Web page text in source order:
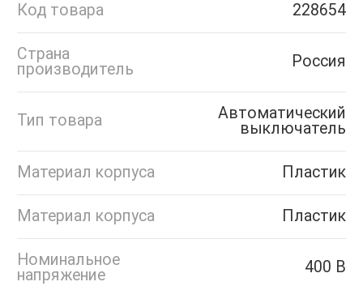
Код товара 228654
Страна
производитель
Россия
Тип товара
Автоматический
выключатель
Материал корпуса Пластик
Материал корпуса Пластик
Номинальное
напряжение
400 В